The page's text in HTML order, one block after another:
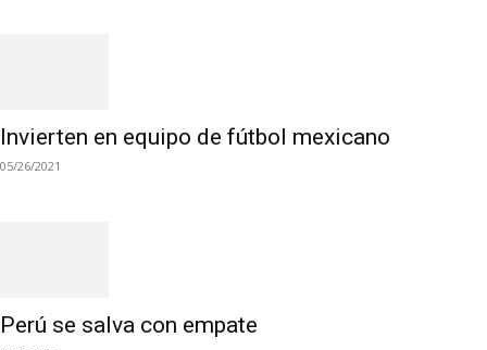
Invierten en equipo de fútbol mexicano
05/26/2021
Perú se salva con empate